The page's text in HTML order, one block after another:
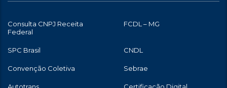
Consulta CNPJ Receita
Federal
FCDL – MG
SPC Brasil CNDL
Convenção Coletiva Sebrae